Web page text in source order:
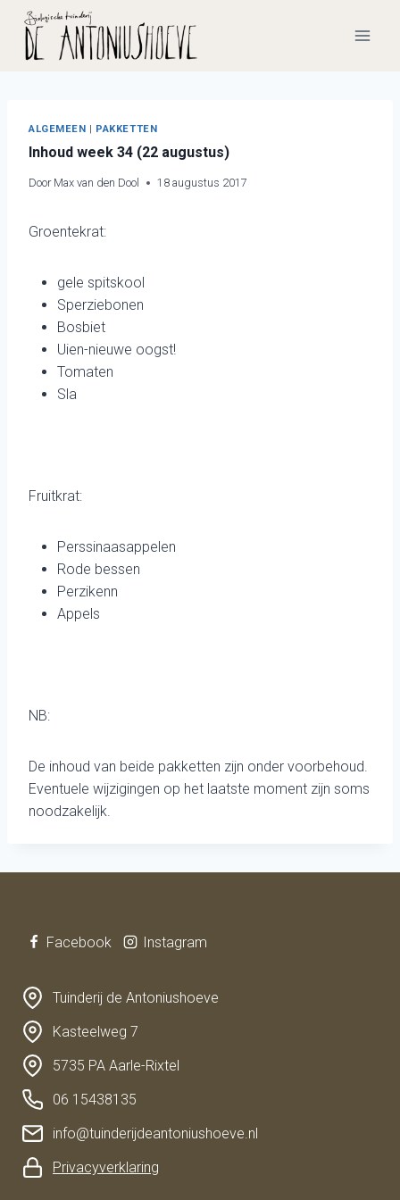
Doorgaan
naar
inhoud
ALGEMEEN | PAKKETTEN
Inhoud week 34 (22 augustus)
Door Max van den Dool 18 augustus 2017
Groentekrat:
gele spitskool
Sperziebonen
Bosbiet
Uien-nieuwe oogst!
Tomaten
Sla
Fruitkrat:
Perssinaasappelen
Rode bessen
Perzikenn
Appels
NB:
De inhoud van beide pakketten zijn onder voorbehoud.
Eventuele wijzigingen op het laatste moment zijn soms
noodzakelijk.
Facebook Instagram
Tuinderij de Antoniushoeve
Kasteelweg 7
5735 PA Aarle-Rixtel
06 15438135
info@tuinderijdeantoniushoeve.nl
Privacyverklaring